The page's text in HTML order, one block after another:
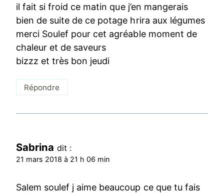
il fait si froid ce matin que j’en mangerais
bien de suite de ce potage hrira aux légumes
merci Soulef pour cet agréable moment de
chaleur et de saveurs
bizzz et très bon jeudi
Répondre
Sabrina dit :
21 mars 2018 à 21 h 06 min
Salem soulef j aime beaucoup ce que tu fais